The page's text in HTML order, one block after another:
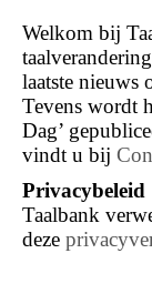
Welkom bij
laatste nieuws
Tevens wordt
Dag’
vindt u bij
Privacybeleid
Taalbank
deze